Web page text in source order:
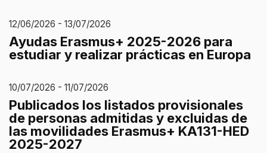
12/06/2026 - 13/07/2026
Ayudas Erasmus+ 2025-2026 para
estudiar y realizar prácticas en Europa
10/07/2026 - 11/07/2026
Publicados los listados provisionales
de personas admitidas y excluidas de
las movilidades Erasmus+ KA131-HED
2025-2027